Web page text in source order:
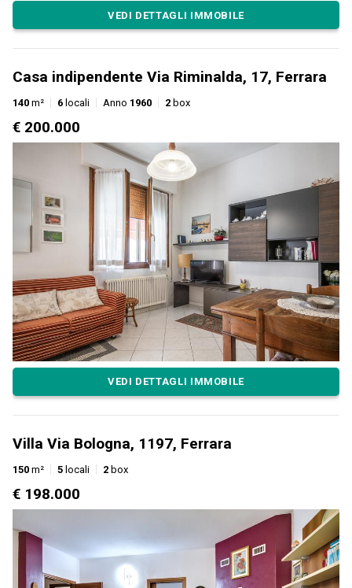
VEDI DETTAGLI IMMOBILE
Casa indipendente Via Riminalda, 17, Ferrara
140 m² 6 locali Anno 1960 2 box
€ 200.000
VEDI DETTAGLI IMMOBILE
Villa Via Bologna, 1197, Ferrara
150 m² 5 locali 2 box
€ 198.000